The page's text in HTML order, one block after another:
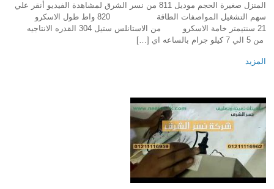
المنزل صغيرة الحجم موديل 811 من نسر الشرق لمشاهدة الفيديو أنقر علي
سهم التشغيل المواصفات الطاقة 820 واط طول الاسكرو
21 سنتيمتر خامة الاسكرو من الاستانلس ستيل 304 القدره الانتاجيه
من 5 الي 7 كيلو جرام بالساعه اي […]
المزيد